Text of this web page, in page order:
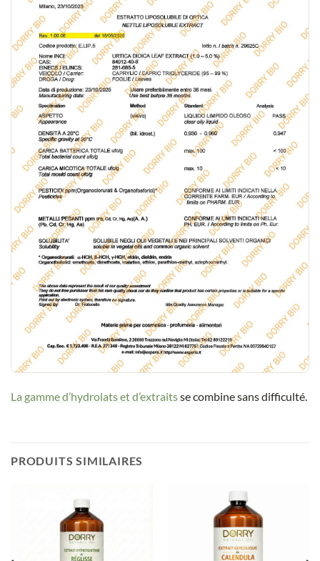
La gamme d’hydrolats et d’extraitsse combine sans difficulté.
PRODUITS SIMILAIRES